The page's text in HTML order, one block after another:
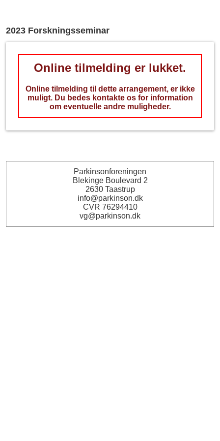
2023 Forskningsseminar
Online tilmelding er lukket.
Online tilmelding til dette arrangement, er ikke
muligt. Du bedes kontakte os for information
om eventuelle andre muligheder.
Parkinsonforeningen
Blekinge Boulevard 2
2630 Taastrup
info@parkinson.dk
CVR 76294410
vg@parkinson.dk